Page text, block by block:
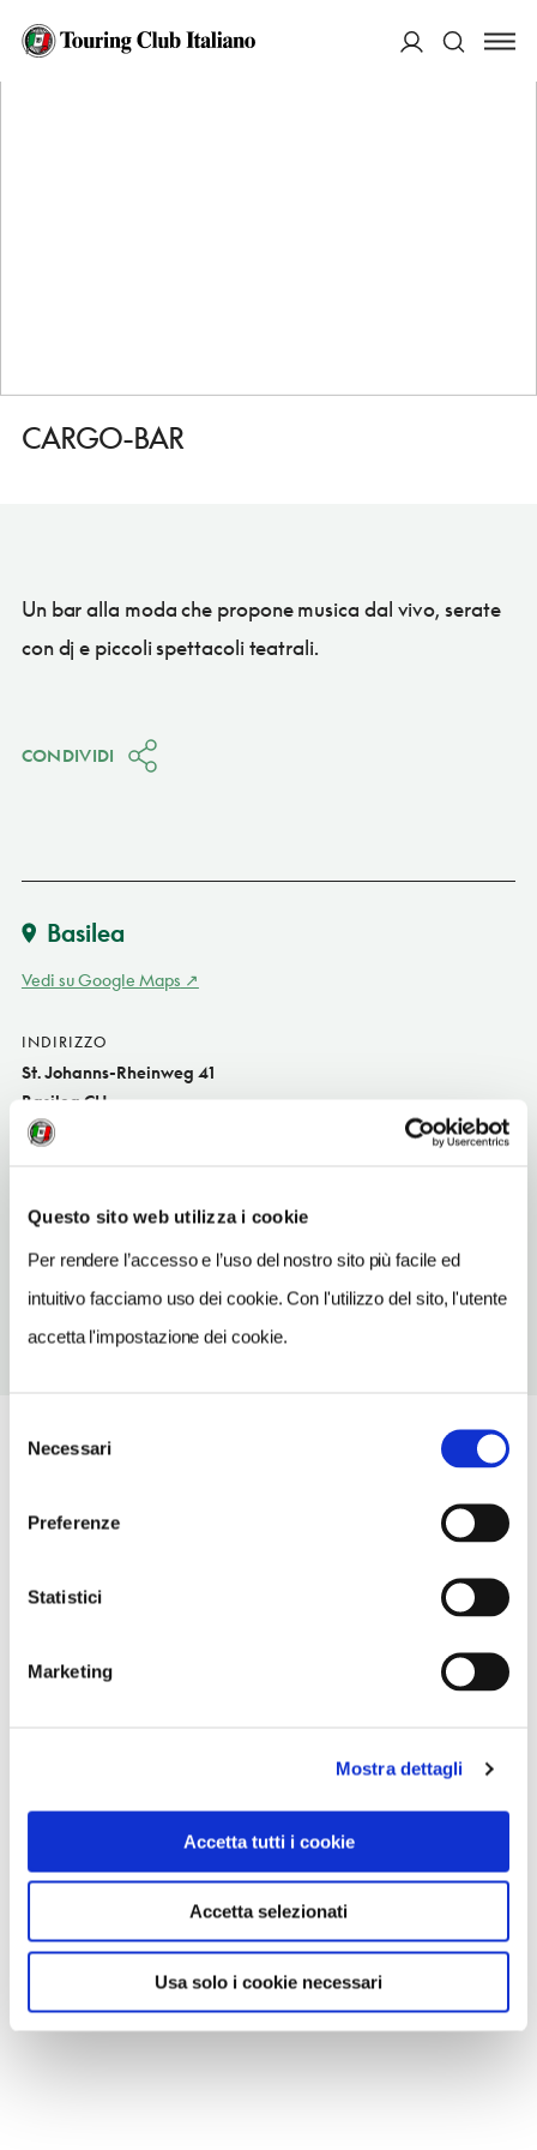
Questo sito web utilizza i cookie
Per rendere l’accesso e l’uso del nostro sito più facile ed
intuitivo facciamo uso dei cookie. Con l'utilizzo del sito, l'utente
accetta l'impostazione dei cookie.
delNecessari
Preferenze
Statistici
Marketing
Mostra dettagli
Accetta tutti i cookie
Accetta selezionati
Usa solo i cookie necessari
HOME
CARGO-BAR
Un bar alla moda che propone musica dal vivo, serate
con dj e piccoli spettacoli teatrali.
CONDIVIDI
Basilea
Vedi su Google Maps
INDIRIZZO
St. Johanns-Rheinweg 41
Basilea CH
SITO WEB
TELEFONO
763710950